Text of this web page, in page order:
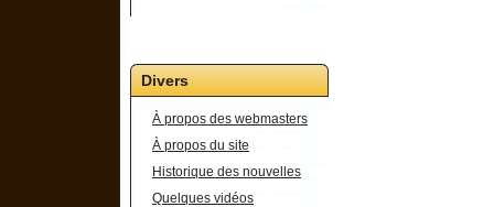
Divers
À propos des webmasters
À propos du site
Historique des nouvelles
Quelques vidéos